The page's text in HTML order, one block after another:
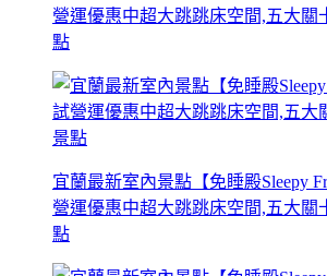
營運優惠中超大跳跳床空間,五大關
點
宜蘭最新室內景點【免睡殿Sleepy
營運優惠中超大跳跳床空間,五大關
點